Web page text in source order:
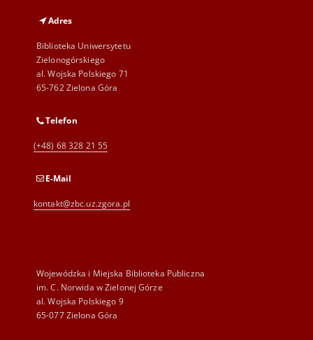
Adres
Biblioteka Uniwersytetu
Zielonogórskiego
al. Wojska Polskiego 71
65-762 Zielona Góra
Telefon
(+48) 68 328 21 55
E-Mail
kontakt@zbc.uz.zgora.pl
Wojewódzka i Miejska Biblioteka Publiczna
im. C. Norwida w Zielonej Górze
al. Wojska Polskiego 9
65-077 Zielona Góra